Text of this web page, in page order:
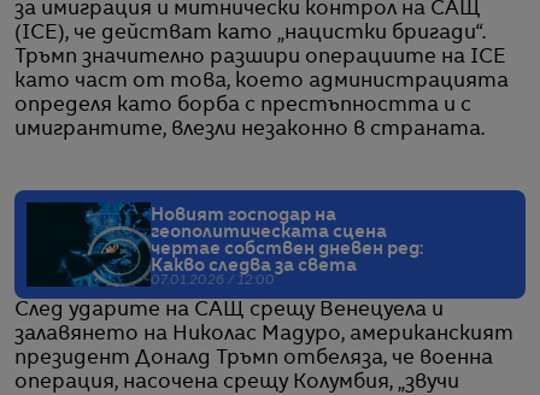
за имиграция и митнически контрол на САЩ
(ICE), че действат като „нацистки бригади“.
Тръмп значително разшири операциите на ICE
като част от това, което администрацията
определя като борба с престъпността и с
имигрантите, влезли незаконно в страната.
Новият господар на
геополитическата сцена
чертае собствен дневен ред:
Какво следва за света
07.01.2026 / 12:00
След ударите на САЩ срещу Венецуела и
залавянето на Николас Мадуро, американският
президент Доналд Тръмп отбеляза, че военна
операция, насочена срещу Колумбия, „звучи